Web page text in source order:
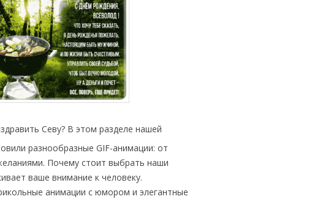
Севу? В этом разделе нашей
разнообразные GIF-анимации: от
Почему стоит выбрать наши
ваше внимание к человеку.
анимации с юмором и элегантные